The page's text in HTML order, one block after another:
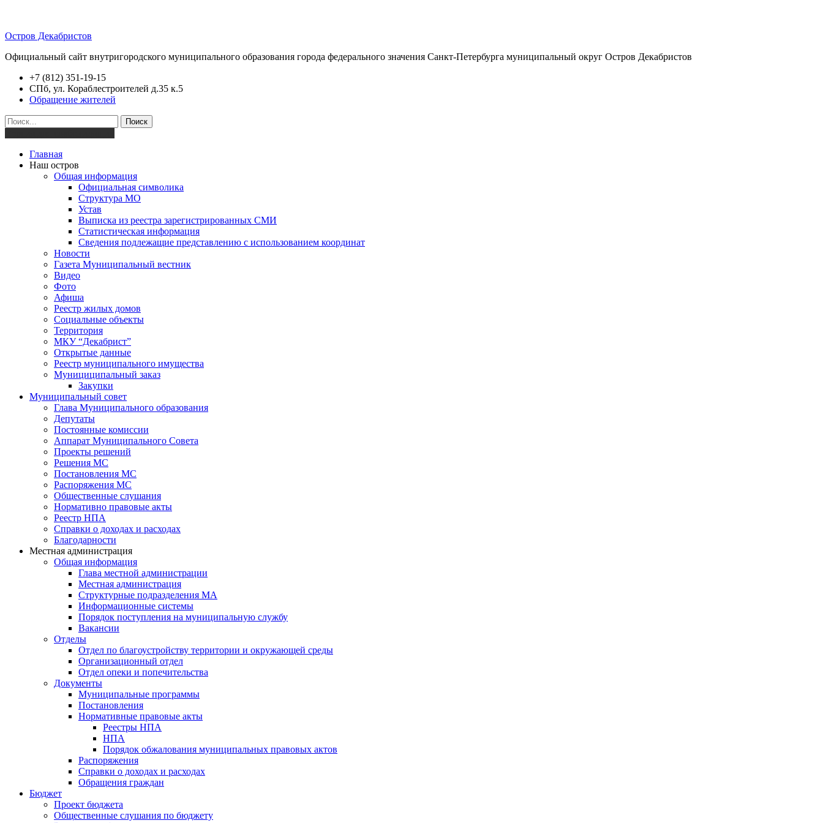
Остров Декабристов
Официальный сайт внутригородского муниципального образования города федерального значения Санкт-Петербурга муниципальный округ Остров Декабристов
+7 (812) 351-19-15
СПб, ул. Кораблестроителей д.35 к.5
Обращение жителей
Поиск
Главная
Наш остров
Общая информация
Официальная символика
Структура МО
Устав
Выписка из реестра зарегистрированных СМИ
Статистическая информация
Сведения подлежащие представлению с использованием координат
Новости
Газета Муниципальный вестник
Видео
Фото
Афиша
Реестр жилых домов
Социальные объекты
Территория
МКУ “Декабрист”
Открытые данные
Реестр муниципального имущества
Мунициципальный заказ
Закупки
Муниципальный совет
Глава Муниципального образования
Депутаты
Постоянные комиссии
Аппарат Муниципального Совета
Проекты решений
Решения МС
Постановления МС
Распоряжения МС
Общественные слушания
Нормативно правовые акты
Реестр НПА
Справки о доходах и расходах
Благодарности
Местная администрация
Общая информация
Глава местной администрации
Местная администрация
Структурные подразделения МА
Информационные системы
Порядок поступления на муниципальную службу
Вакансии
Отделы
Отдел по благоустройству территории и окружающей среды
Организационный отдел
Отдел опеки и попечительства
Документы
Муниципальные программы
Постановления
Нормативные правовые акты
Реестры НПА
НПА
Порядок обжалования муниципальных правовых актов
Распоряжения
Справки о доходах и расходах
Обращения граждан
Бюджет
Проект бюджета
Общественные слушания по бюджету